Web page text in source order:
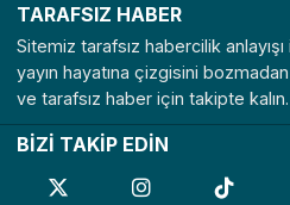
TARAFSIZ HABER
Sitemiz tarafsız habercilik anlayışı
yayın hayatına çizgisini
ve tarafsız haber için takipte kalın.
BİZİ TAKİP EDİN